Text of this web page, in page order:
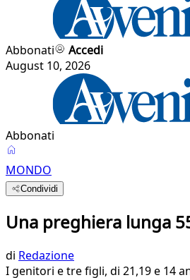
Abbonati
Accedi
August 10, 2026
Abbonati
MONDO
Condividi
Una preghiera lunga
di Redazione
I genitori e tre figli, di 21,19 e 14